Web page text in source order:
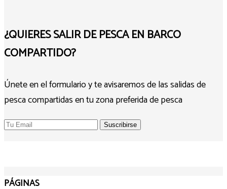
¿QUIERES SALIR DE PESCA EN BARCO
COMPARTIDO?
Únete en el formulario y te avisaremos de las salidas de
pesca compartidas en tu zona preferida de pesca
PÁGINAS